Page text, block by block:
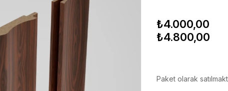
₺4.000,00
₺4.800,00
Paket olarak